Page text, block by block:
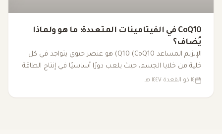
CoQ10 في الفيتامينات المتعددة: ما هو ولماذا
يُضاف؟
الإنزيم المساعد Q10 (CoQ10) هو عنصر حيوي يتواجد في كل
خلية من خلايا الجسم، حيث يلعب دورًا أساسيًا في إنتاج الطاقة
داخل الميتوكوندريا. مع تقدم العمر أو بسبب بعض العوامل
١٤ ذو القعدة ١٤٤٧ هـ